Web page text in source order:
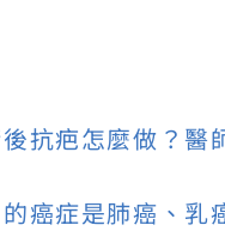
抗疤怎麼做？醫
癌症是肺癌、乳